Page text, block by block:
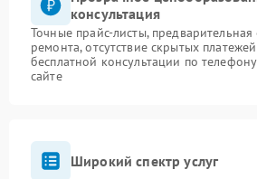
консультация
Точные прайс-листы,
ремонта, отсутствие скрытых
бесплатной консультации по
сайте
Широкий спектр услуг